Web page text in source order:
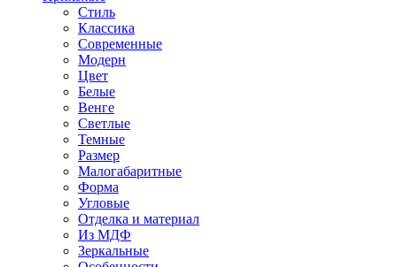
Стиль
Классика
Современные
Модерн
Цвет
Белые
Венге
Светлые
Темные
Размер
Малогабаритные
Форма
Угловые
Отделка и материал
Из МДФ
Зеркальные